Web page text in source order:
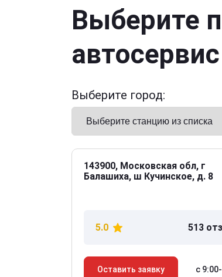
Выберите
автосервис
Выберите город:
143900, Московская обл, г
Балашиха, ш Кучинское, д. 8
5.0 513
Оставить заявку с